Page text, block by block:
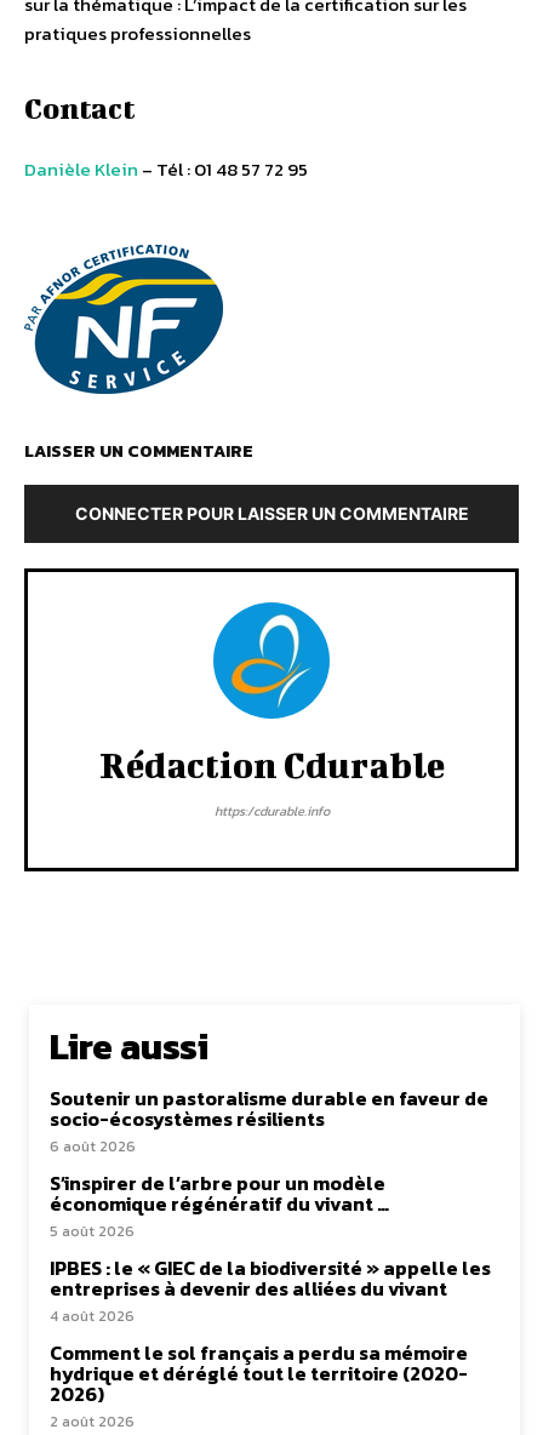
pratiques professionnelles
Contact
Danièle Klein – Tél : 01 48 57 72 95
LAISSER UN COMMENTAIRE
CONNECTER POUR LAISSER UN COMMENTAIRE
Rédaction Cdurable
https:/cdurable.info
Lire aussi
Soutenir un pastoralisme durable en faveur de
socio-écosystèmes résilients
6 août 2026
S’inspirer de l’arbre pour un modèle
économique régénératif du vivant …
5 août 2026
IPBES : le « GIEC de la biodiversité » appelle les
entreprises à devenir des alliées du vivant
4 août 2026
Comment le sol français a perdu sa mémoire
hydrique et déréglé tout le territoire (2020-
2026)
2 août 2026